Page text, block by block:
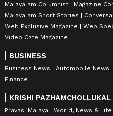
Malayalam Columnist
Magazine
Malayalam Short Stories
Web Exclusive Magazine
Web
Video Cafe Magazine
BUSINESS
Business News Automobile News
Finance
KRISHI PAZHAMCHOLLUKAL
Pravasi Malayali World, News &